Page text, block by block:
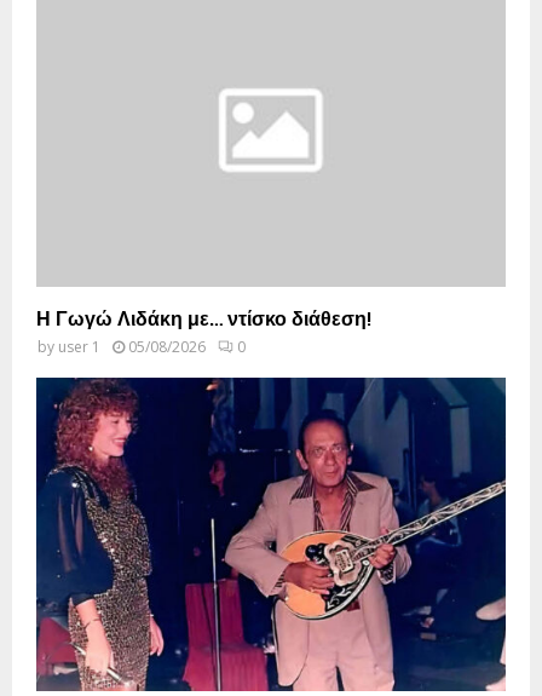
Η Γωγώ Λιδάκη με… ντίσκο διάθεση!
by user 1 05/08/2026 0